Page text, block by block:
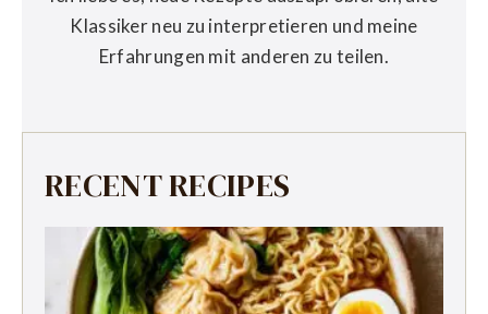
Klassiker neu zu interpretieren und meine
Erfahrungen mit anderen zu teilen.
RECENT RECIPES